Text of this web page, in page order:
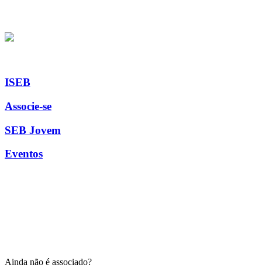
ISEB
Associe-se
SEB Jovem
Eventos
Ainda não é associado?